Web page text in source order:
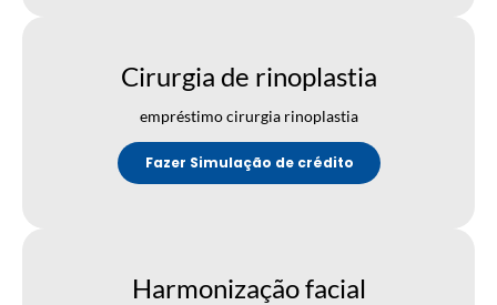
Cirurgia de rinoplastia
empréstimo cirurgia rinoplastia
Fazer Simulação de crédito
Harmonização facial